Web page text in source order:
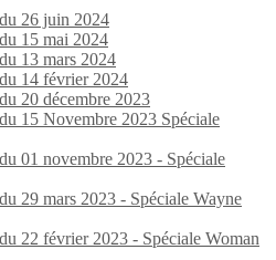
26 juin 2024
15 mai 2024
13 mars 2024
14 février 2024
20 décembre 2023
15 Novembre 2023 Spéciale
01 novembre 2023 - Spéciale
29 mars 2023 - Spéciale Wayne
22 février 2023 - Spéciale Woman